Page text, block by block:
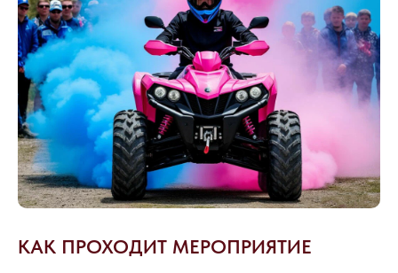
КАК ПРОХОДИТ МЕРОПРИЯТИЕ